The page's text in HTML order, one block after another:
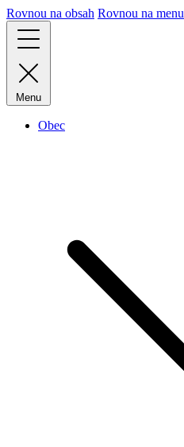
Rovnou na obsah Rovnou na menu
Menu
Obec